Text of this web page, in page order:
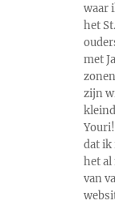
waar
het
met
zijn
dat ik
het al
van